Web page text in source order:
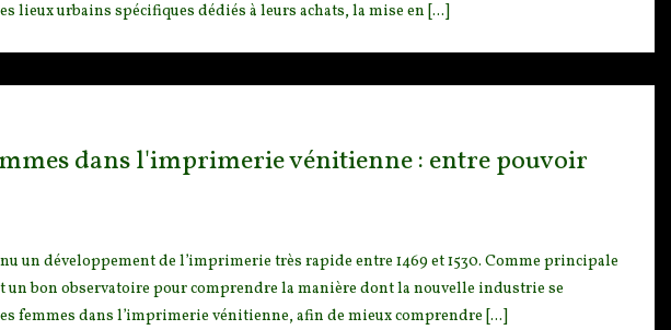
lieux urbains spécifiques dédiés à leurs achats, la mise en [...]
dans l'imprimerie vénitienne : entre pouvoir
un développement de l’imprimerie très rapide entre 1469 et 1530. Comme principale
unbon observatoire pour comprendre la manière dont la nouvelle industrie se
femmes dans l’imprimerie vénitienne, afin de mieux comprendre [...]